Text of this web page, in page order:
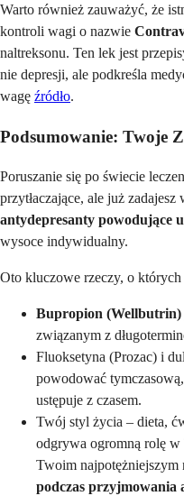
Warto również zauważyć, że
kontroli wagi o nazwie
naltreksonu. Ten lek jest
nie depresji, ale podkreśla
wagę źródło.
Podsumowanie: Twoje
Poruszanie się po świecie
przytłaczające, ale już
antydepresanty powodujące
wysoce indywidualny.
Oto kluczowe rzeczy, o których
Bupropion (Wellbutrin)
związanym z
Fluoksetyna (Prozac) i
powodować
ustępuje z czasem.
Twój styl życia – dieta,
odgrywa ogromną rolę
Twoim najpotężniejszym
podczas przyjmowania